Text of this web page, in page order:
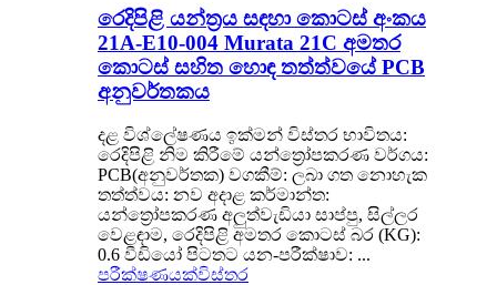
රෙදිපිළි යන්ත්‍රය සඳහා කොටස් අංකය
21A-E10-004 Murata 21C අමතර
කොටස් සහිත හොඳ තත්ත්වයේ PCB
අනුවර්තකය
දළ විශ්ලේෂණය ඉක්මන් විස්තර භාවිතය:
රෙදිපිළි නිම කිරීමේ යන්ත්‍රෝපකරණ වර්ගය:
PCB(අනුවර්තක) වගකීම්: ලබා ගත නොහැක
තත්ත්වය: නව අදාළ කර්මාන්ත:
යන්ත්‍රෝපකරණ අලුත්වැඩියා සාප්පු, සිල්ලර
වෙළඳාම, රෙදිපිළි අමතර කොටස් බර (KG):
0.6 වීඩියෝ පිටතට යන-පරීක්ෂාව: ...
පරීක්ෂණයක්විස්තර